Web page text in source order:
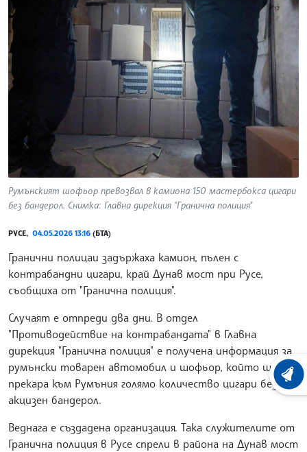
Румънският шофьор превозвал в камиона 150 мастербокса цигари
без бандерол. Снимка: Главна дирекция "Гранична полиция"
РУСЕ, 04.05.2026 13:16 (БТА)
Гранични полицаи задържаха камион, пълен с
контрабандни цигари, край Дунав мост при Русе,
съобщиха от "Гранична полиция".
Случаят е отпреди два дни. В отдел
"Противодействие на контрабандата" в Главна
дирекция "Гранична полиция" е получена информация за
румънски товарен автомобил и шофьор, който ще
прекара към Румъния голямо количество цигари без
акцизен бандерол.
Веднага е създадена организация. Така служителите от
Гранична полиция в Русе спрели в района на Дунав мост